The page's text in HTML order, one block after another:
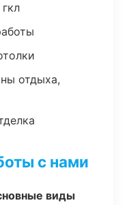
отдыха,
с нами
виды